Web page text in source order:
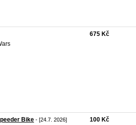
675 Kč
Bike - [24.7. 2026] 100 Kč